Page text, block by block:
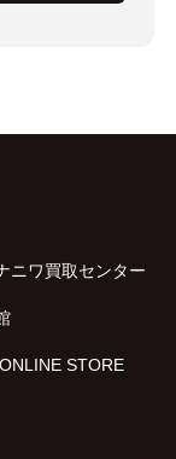
ニワ買取センター
STORE